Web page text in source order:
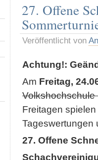
27. Offene
Veröffentlicht von
Achtung!:
Am Freitag,
Volkshochschule
Freitagen
Tageswertungen
27. Offene